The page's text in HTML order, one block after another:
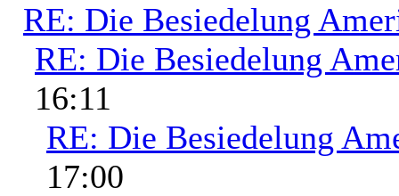
RE: Die Besiedelung
RE: Die Besiedelung
16:11
RE: Die Besiedelung
17:00